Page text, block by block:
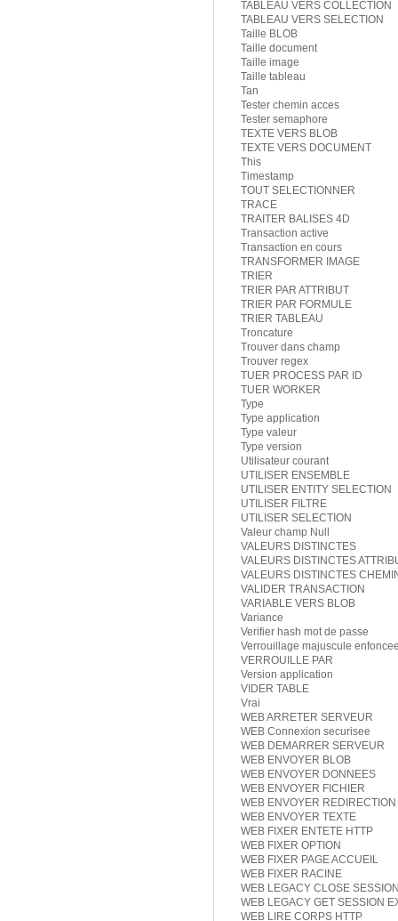
TABLEAU VERS COLLECTION
TABLEAU VERS SELECTION
Taille BLOB
Taille document
Taille image
Taille tableau
Tan
Tester chemin acces
Tester semaphore
TEXTE VERS BLOB
TEXTE VERS DOCUMENT
This
Timestamp
TOUT SELECTIONNER
TRACE
TRAITER BALISES 4D
Transaction active
Transaction en cours
TRANSFORMER IMAGE
TRIER
TRIER PAR ATTRIBUT
TRIER PAR FORMULE
TRIER TABLEAU
Troncature
Trouver dans champ
Trouver regex
TUER PROCESS PAR ID
TUER WORKER
Type
Type application
Type valeur
Type version
Utilisateur courant
UTILISER ENSEMBLE
UTILISER ENTITY SELECTION
UTILISER FILTRE
UTILISER SELECTION
Valeur champ Null
VALEURS DISTINCTES
VALEURS DISTINCTES
VALEURS DISTINCTES
VALIDER TRANSACTION
VARIABLE VERS BLOB
Variance
Verifier hash mot de passe
Verrouillage majuscule
VERROUILLE PAR
Version application
VIDER TABLE
Vrai
WEB ARRETER SERVEUR
WEB Connexion securisee
WEB DEMARRER SERVEUR
WEB ENVOYER BLOB
WEB ENVOYER DONNEES
WEB ENVOYER FICHIER
WEB ENVOYER
WEB ENVOYER TEXTE
WEB FIXER ENTETE HTTP
WEB FIXER OPTION
WEB FIXER PAGE ACCUEIL
WEB FIXER RACINE
WEB LEGACY CLOSE
WEB LEGACY GET SESSION
WEB LIRE CORPS HTTP